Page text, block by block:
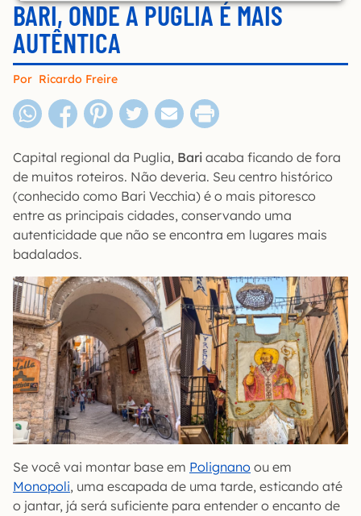
BARI, ONDE A PUGLIA É MAIS
AUTÊNTICA
Por Ricardo Freire
Capital regional da Puglia, Bari acaba ficando de fora
de muitos roteiros. Não deveria. Seu centro histórico
(conhecido como Bari Vecchia) é o mais pitoresco
entre as principais cidades, conservando uma
autenticidade que não se encontra em lugares mais
badalados.
Se você vai montar base em Polignano ou em
Monopoli, uma escapada de uma tarde, esticando até
o jantar, já será suficiente para entender o encanto de